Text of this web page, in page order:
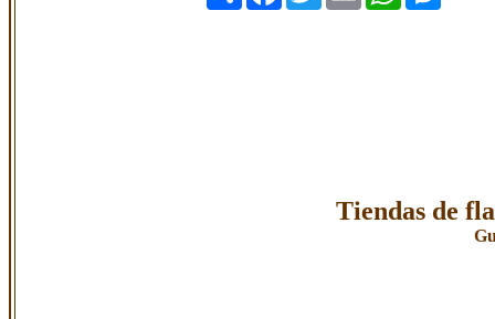
Tiendas de